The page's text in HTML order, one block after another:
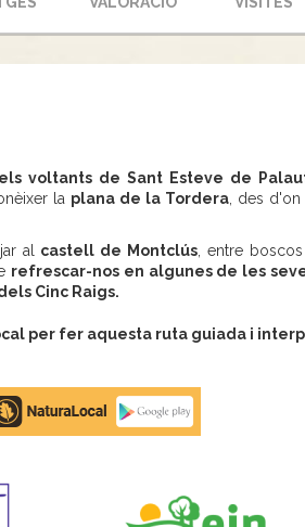
voltants de Sant Esteve de
la plana de la Tordera, des
al castell de Montclús, entre
refrescar-nos en algunes de les
Cinc Raigs.
per fer aquesta ruta guiada i